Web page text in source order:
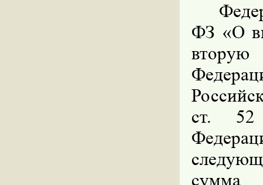
ФЗ «О
вторую
ст. 52
сумма